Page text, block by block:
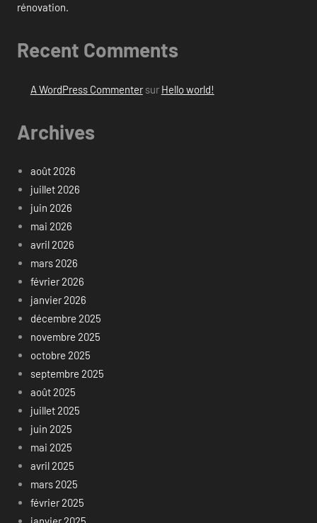
rénovation.
Recent Comments
A WordPress Commentersur Hello world!
Archives
août 2026
juillet 2026
juin 2026
mai 2026
avril 2026
mars 2026
février 2026
janvier 2026
décembre 2025
novembre 2025
octobre 2025
septembre 2025
août 2025
juillet 2025
juin 2025
mai 2025
avril 2025
mars 2025
février 2025